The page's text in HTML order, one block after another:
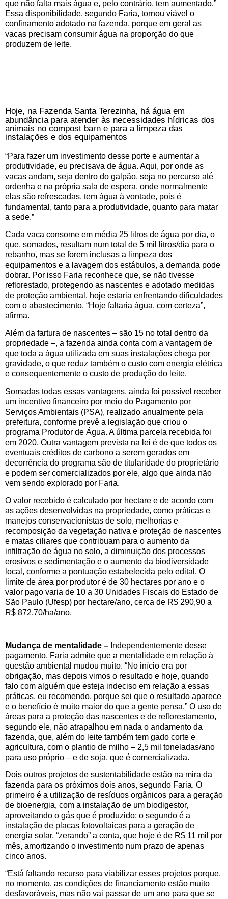
que não falta mais água e, pelo contrário, tem aumentado.”
Essa disponibilidade, segundo Faria, tornou viável o
confinamento adotado na fazenda, porque em geral as
vacas precisam consumir água na proporção do que
produzem de leite.
Hoje, na Fazenda Santa Terezinha, há água em
abundância para atender às necessidades hídricas dos
animais no compost barn e para a limpeza das
instalações e dos equipamentos
“Para fazer um investimento desse porte e aumentar a
produtividade, eu precisava de água. Aqui, por onde as
vacas andam, seja dentro do galpão, seja no percurso até
ordenha e na própria sala de espera, onde normalmente
elas são refrescadas, tem água à vontade, pois é
fundamental, tanto para a produtividade, quanto para matar
a sede.”
Cada vaca consome em média 25 litros de água por dia, o
que, somados, resultam num total de 5 mil litros/dia para o
rebanho, mas se forem inclusas a limpeza dos
equipamentos e a lavagem dos estábulos, a demanda pode
dobrar. Por isso Faria reconhece que, se não tivesse
reflorestado, protegendo as nascentes e adotado medidas
de proteção ambiental, hoje estaria enfrentando dificuldades
com o abastecimento. “Hoje faltaria água, com certeza”,
afirma.
Além da fartura de nascentes – são 15 no total dentro da
propriedade –, a fazenda ainda conta com a vantagem de
que toda a água utilizada em suas instalações chega por
gravidade, o que reduz também o custo com energia elétrica
e consequentemente o custo de produção do leite.
Somadas todas essas vantagens, ainda foi possível receber
um incentivo financeiro por meio do Pagamento por
Serviços Ambientais (PSA), realizado anualmente pela
prefeitura, conforme prevê a legislação que criou o
programa Produtor de Água. A última parcela recebida foi
em 2020. Outra vantagem prevista na lei é de que todos os
eventuais créditos de carbono a serem gerados em
decorrência do programa são de titularidade do proprietário
e podem ser comercializados por ele, algo que ainda não
vem sendo explorado por Faria.
O valor recebido é calculado por hectare e de acordo com
as ações desenvolvidas na propriedade, como práticas e
manejos conservacionistas de solo, melhorias e
recomposição da vegetação nativa e proteção de nascentes
e matas ciliares que contribuam para o aumento da
infiltração de água no solo, a diminuição dos processos
erosivos e sedimentação e o aumento da biodiversidade
local, conforme a pontuação estabelecida pelo edital. O
limite de área por produtor é de 30 hectares por ano e o
valor pago varia de 10 a 30 Unidades Fiscais do Estado de
São Paulo (Ufesp) por hectare/ano, cerca de R$ 290,90 a
R$ 872,70/ha/ano.
Mudança de mentalidade – Independentemente desse
pagamento, Faria admite que a mentalidade em relação à
questão ambiental mudou muito. “No início era por
obrigação, mas depois vimos o resultado e hoje, quando
falo com alguém que esteja indeciso em relação a essas
práticas, eu recomendo, porque sei que o resultado aparece
e o benefício é muito maior do que a gente pensa.” O uso de
áreas para a proteção das nascentes e de reflorestamento,
segundo ele, não atrapalhou em nada o andamento da
fazenda, que, além do leite também tem gado corte e
agricultura, com o plantio de milho – 2,5 mil toneladas/ano
para uso próprio – e de soja, que é comercializada.
Dois outros projetos de sustentabilidade estão na mira da
fazenda para os próximos dois anos, segundo Faria. O
primeiro é a utilização de resíduos orgânicos para a geração
de bioenergia, com a instalação de um biodigestor,
aproveitando o gás que é produzido; o segundo é a
instalação de placas fotovoltaicas para a geração de
energia solar, “zerando” a conta, que hoje é de R$ 11 mil por
mês, amortizando o investimento num prazo de apenas
cinco anos.
“Está faltando recurso para viabilizar esses projetos porque,
no momento, as condições de financiamento estão muito
desfavoráveis, mas não vai passar de um ano para que se